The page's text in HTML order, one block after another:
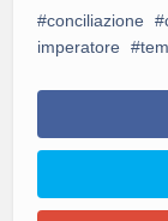
conciliazione
imperatore